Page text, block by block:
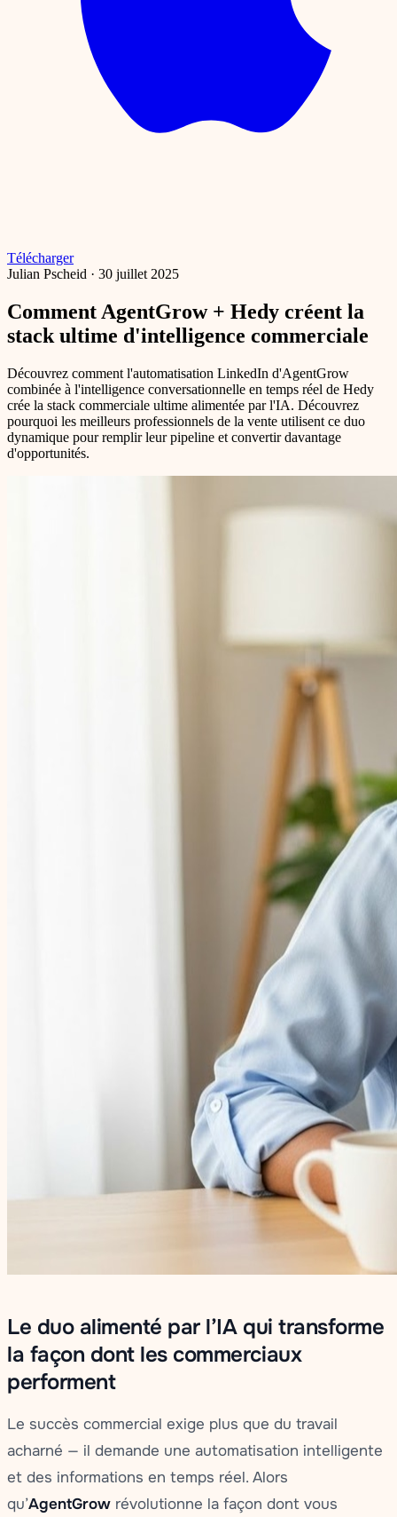
Télécharger
Julian Pscheid · 30 juillet 2025
Comment AgentGrow + Hedy créent la
stack ultime d'intelligence commerciale
Découvrez comment l'automatisation LinkedIn d'AgentGrow
combinée à l'intelligence conversationnelle en temps réel de Hedy
crée la stack commerciale ultime alimentée par l'IA. Découvrez
pourquoi les meilleurs professionnels de la vente utilisent ce duo
dynamique pour remplir leur pipeline et convertir davantage
d'opportunités.
Le duo alimenté par l’IA qui transforme
la façon dont les commerciaux
performent
Le succès commercial exige plus que du travail
acharné — il demande une automatisation intelligente
et des informations en temps réel. Alors
qu’AgentGrow révolutionne la façon dont vous